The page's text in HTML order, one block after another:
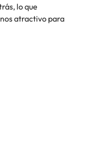
lo que
atractivo para